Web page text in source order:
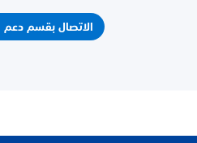
الاتصال بقسم دعم PlayStation